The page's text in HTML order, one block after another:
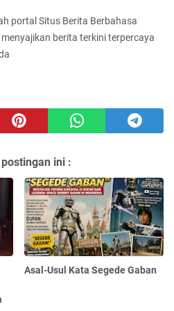
portal Situs Berita Berbahasa
berita terkini terpercaya
ini :
Asal-Usul Kata Segede Gaban